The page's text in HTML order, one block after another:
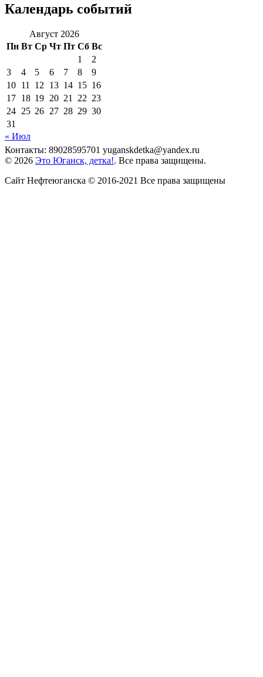
Календарь событий
Август 2026
Пн Вт Ср Чт Пт Сб Вс
1
2
3
4 5 6 7 8
9
10 11 12 13 14 15 16
17 18 19 20 21 22 23
24 25 26 27 28 29 30
31
« Июл
Контакты: 89028595701 yuganskdetka@yandex.ru
© 2026 Это Юганск, детка!. Все права защищены.
Сайт Нефтеюганска © 2016-2021 Все права защищены